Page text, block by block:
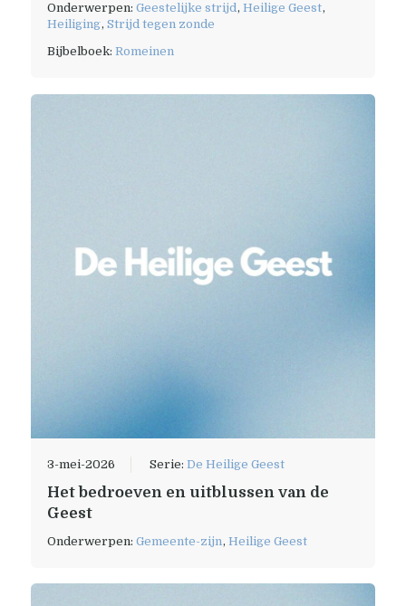
Onderwerpen: Geestelijke strijd, Heilige Geest,
Heiliging, Strijd tegen zonde
Bijbelboek: Romeinen
3-mei-2026 Serie: De Heilige Geest
Het bedroeven en uitblussen van de
Geest
Onderwerpen: Gemeente-zijn , Heilige Geest